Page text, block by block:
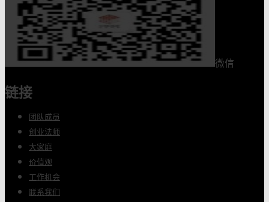
微信
链接
团队成员
创业法师
大家庭
价值观
工作机会
联系我们